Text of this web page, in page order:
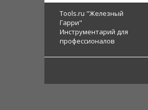
Tools.ru "Железный
Гарри"
Инструментарий для
профессионалов